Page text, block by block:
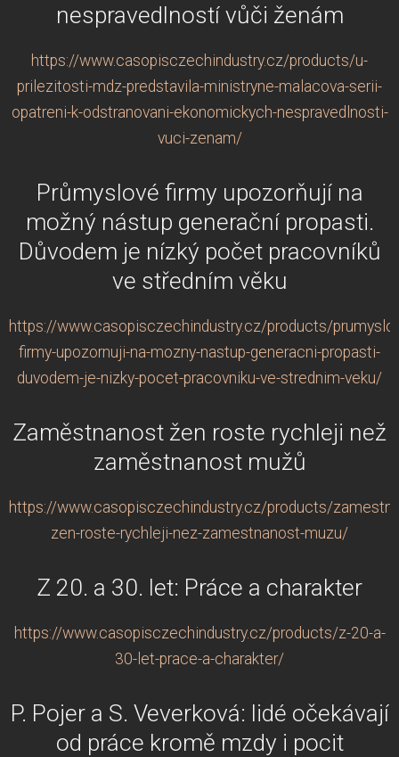
nespravedlností vůči ženám
https://www.casopisczechindustry.cz/products/u-
prilezitosti-mdz-predstavila-ministryne-malacova-serii-
opatreni-k-odstranovani-ekonomickych-nespravedlnosti-
vuci-zenam/
Průmyslové firmy upozorňují na
možný nástup generační propasti.
Důvodem je nízký počet pracovníků
ve středním věku
https://www.casopisczechindustry.cz/products/
firmy-upozornuji-na-mozny-nastup-generacni-propasti-
duvodem-je-nizky-pocet-pracovniku-ve-strednim-veku/
Zaměstnanost žen roste rychleji než
zaměstnanost mužů
https://www.casopisczechindustry.cz/products/
zen-roste-rychleji-nez-zamestnanost-muzu/
Z 20. a 30. let: Práce a charakter
https://www.casopisczechindustry.cz/products/z-20-a-
30-let-prace-a-charakter/
P. Pojer a S. Veverková: lidé očekávají
od práce kromě mzdy i pocit